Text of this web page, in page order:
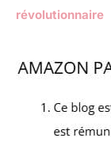
révolutionnaire